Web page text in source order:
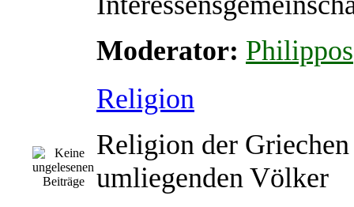
Moderator: Philippos
Religion
Religion der
umliegenden Völker